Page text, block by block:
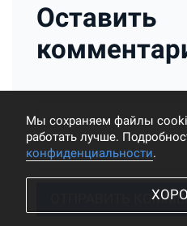
Оставить
ОТПРАВИТЬ
Мы cохраняем файлы
работать лучше.
конфиденциальности.